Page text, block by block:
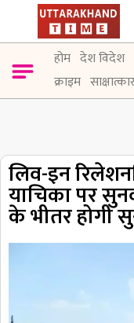
होम देश विदेश
क्राइम
लिव-इन
याचिका पर
के भीतर होगी